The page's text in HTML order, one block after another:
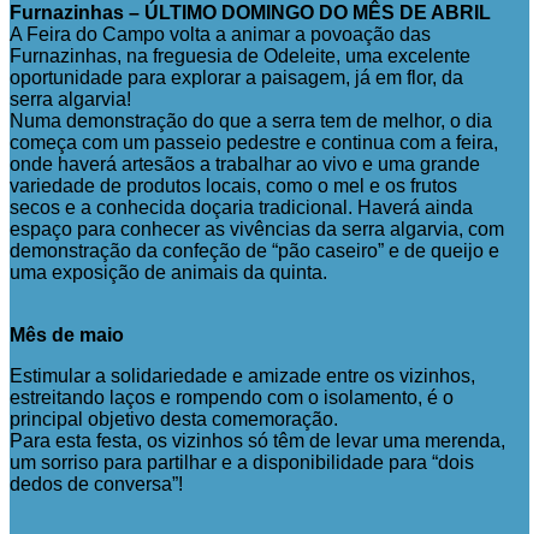
Furnazinhas – ÚLTIMO DOMINGO DO MÊS DE ABRIL
A Feira do Campo volta a animar a povoação das
Furnazinhas, na freguesia de Odeleite, uma excelente
oportunidade para explorar a paisagem, já em flor, da
serra algarvia!
Numa demonstração do que a serra tem de melhor, o dia
começa com um passeio pedestre e continua com a feira,
onde haverá artesãos a trabalhar ao vivo e uma grande
variedade de produtos locais, como o mel e os frutos
secos e a conhecida doçaria tradicional. Haverá ainda
espaço para conhecer as vivências da serra algarvia, com
demonstração da confeção de “pão caseiro” e de queijo e
uma exposição de animais da quinta.
Mês de maio
Estimular a solidariedade e amizade entre os vizinhos,
estreitando laços e rompendo com o isolamento, é o
principal objetivo desta comemoração.
Para esta festa, os vizinhos só têm de levar uma merenda,
um sorriso para partilhar e a disponibilidade para “dois
dedos de conversa”!